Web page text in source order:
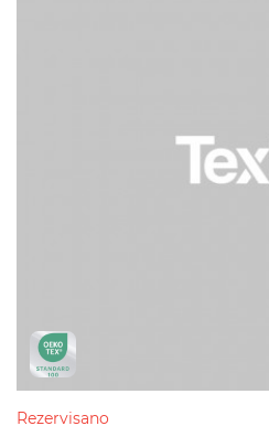
Rezervisano